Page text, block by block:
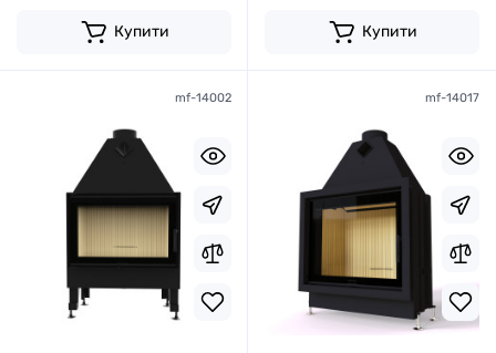
Купити Купити
mf-14002 mf-14017